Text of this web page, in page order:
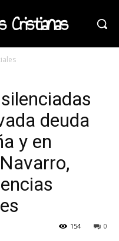
Cristianas
deuda
y en
0
154